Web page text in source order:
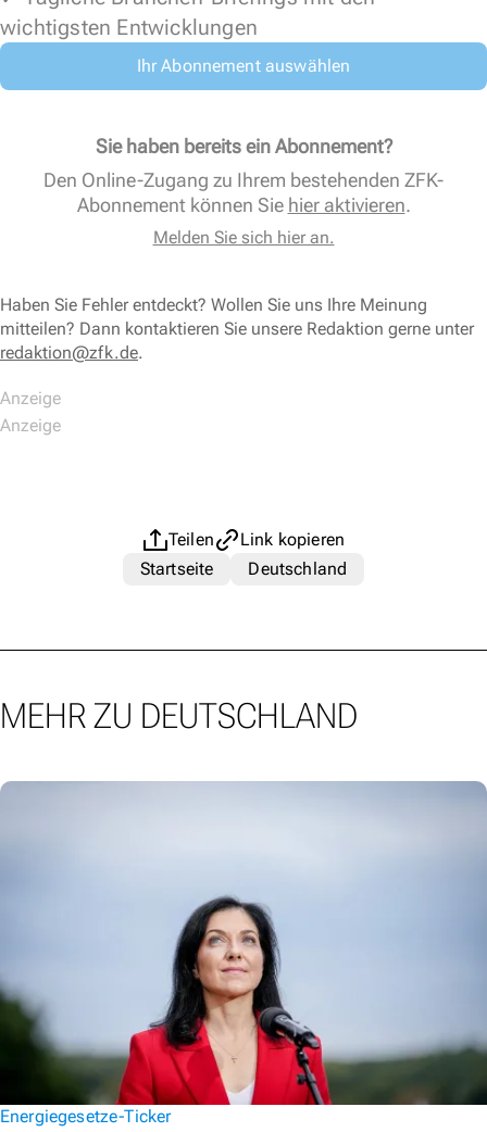
wichtigsten Entwicklungen
Ihr Abonnement auswählen
Sie haben bereits ein Abonnement?
Den Online-Zugang zu Ihrem bestehenden ZFK-
Abonnement können Sie hier aktivieren.
Melden Sie sich hier an.
Haben Sie Fehler entdeckt? Wollen Sie uns Ihre Meinung
mitteilen? Dann kontaktieren Sie unsere Redaktion gerne unter
redaktion@zfk.de.
Teilen
Link kopieren
Startseite
Deutschland
MEHR ZU DEUTSCHLAND
Energiegesetze-Ticker